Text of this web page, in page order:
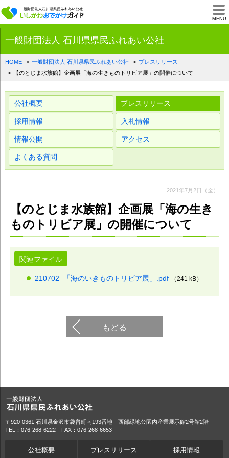
MENU
一般財団法人石川
一般財団法人 石川県県民ふれあい公社
HOME 一般財団法人 石川県県民ふれあい公社
プレスリリース
【のとじま水族館】企画展「海の生きものトリビア展」の開催について
公社概要 プレスリリース
採用情報 入札情報
情報公開 アクセス
よくある質問
2021年7月2日（金）
【のとじま水族館】企画展「海の生き
ものトリビア展」の開催について
関連ファイル
210702_「海のいきものトリビア展」.pdf （241 kB）
もどる
〒920-0361 石川県金沢市袋畠町南193番地 西部緑地公園内産業展示館2号館2階
TEL：076-268-6222 FAX：076-268-6653
公社概要 プレスリリース 採用情報